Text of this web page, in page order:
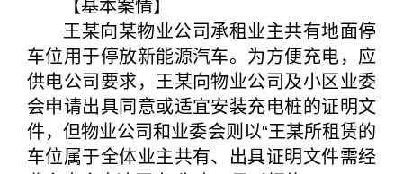
王某向某物业公司承租业主共有地面停
车位用于停放新能源汽车。为方便充电，应
供电公司要求，王某向物业公司及小区业委
会申请出具同意或适宜安装充电桩的证明文
件，但物业公司和业委会则以“王某所租赁的
车位属于全体业主共有、出具证明文件需经